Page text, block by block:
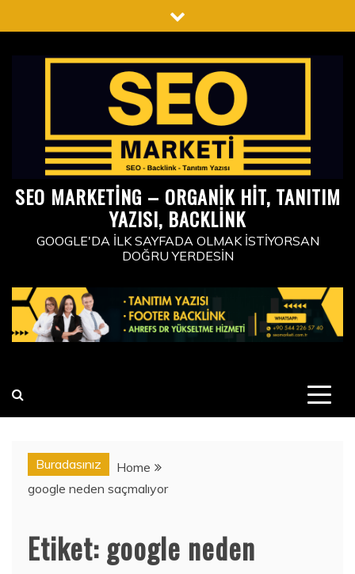
to
SEO MARKETING – ORGANIK HIT, TANITIM
YAZISI, BACKLINK
GOOGLE'DA İLK SAYFADA OLMAK İSTIYORSAN
DOĞRU YERDESIN
Buradasınız
Home
google neden saçmalıyor
Etiket: google neden